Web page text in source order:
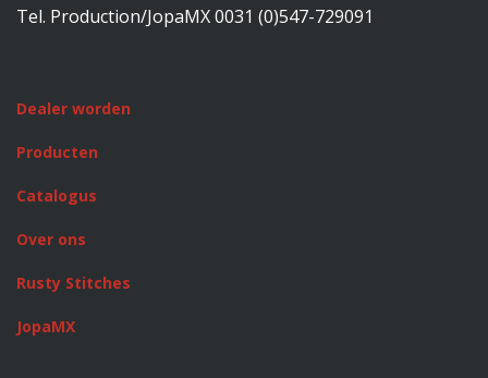
Tel. Production/JopaMX 0031 (0)547-729091
Dealer worden
Producten
Catalogus
Over ons
Rusty Stitches
JopaMX